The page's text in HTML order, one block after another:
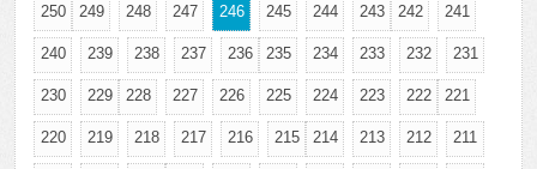
250 249 248 247 246 245 244 243 242 241
240 239 238 237 236 235 234 233 232 231
230 229 228 227 226 225 224 223 222 221
220 219 218 217 216 215 214 213 212 211